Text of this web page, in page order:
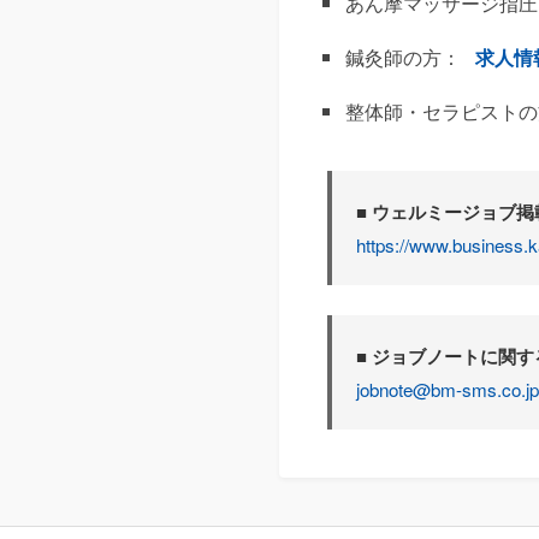
鍼灸師の方：
求人情
整体師・セラピスト
■ ウェルミージョブ
https://
■ ジョブノートに関
jobnote@bm-sms.co.jp